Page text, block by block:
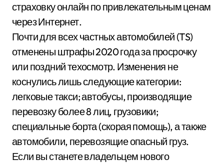
страховку онлайн по привлекательным ценам
через Интернет.
Почти для всех частных автомобилей (TS)
отменены штрафы 2020 года за просрочку
или поздний техосмотр. Изменения не
коснулись лишь следующие категории:
легковые такси; автобусы, производящие
перевозку более 8 лиц, грузовики;
специальные борта (скорая помощь), а также
автомобили, перевозящие опасный груз.
Если вы станете владельцем нового